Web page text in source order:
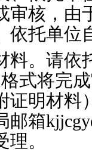
审核，由
依托单位
料。请
式将完
证明材料
箱
。